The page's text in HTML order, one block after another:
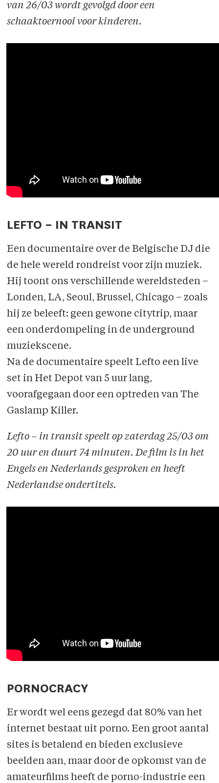
van 26/03 wordt gevolgd door een
schaaktoernooi voor kinderen.
LEFTO – IN TRANSIT
Een documentaire over de Belgische DJ die
de hele wereld rondreist voor zijn muziek.
Hij toont ons verschillende wereldsteden –
Londen, LA, Seoul, Brussel, Chicago – zoals
hij ze beleeft: geen gewone citytrip, maar
een onderdompeling in de underground
muziekscene.
Na de documentaire speelt Lefto een live
set in Het Depot van 5 uur lang,
voorafgegaan door een optreden van The
Gaslamp Killer.
Lefto – in transit speelt op zaterdag 25/03 om
20 uur en duurt 74 minuten. De film is in het
Engels en Nederlands gesproken en heeft
Nederlandse ondertitels.
PORNOCRACY
Er wordt wel eens gezegd dat 80% van het
internet bestaat uit porno. Een groot aantal
sites is betalend en bieden exclusieve
beelden aan, maar door de opkomst van de
amateurfilms heeft de porno-industrie een